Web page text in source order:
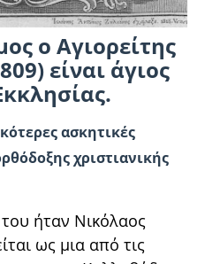
ο Αγιορείτης
είναι άγιος
ασκητικές
χριστιανικής
ήταν Νικόλαος
ως μια από τις